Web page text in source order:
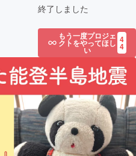
終了しました
もう一度プロジェ
クトをやってほし
い
4
4